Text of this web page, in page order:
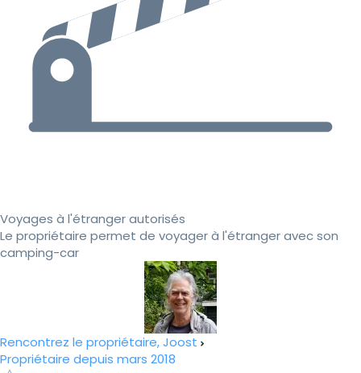
Voyages à l'étranger autorisés
Le propriétaire permet de voyager à l'étranger avec son
camping-car
Rencontrez le propriétaire, Joost
Propriétaire depuis mars 2018